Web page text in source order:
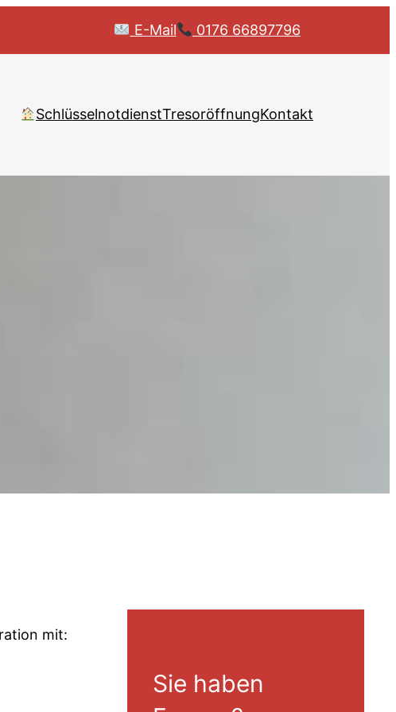
E-Mail 0176 66897796
SchlüsselnotdienstTresoröffnungKontakt
mit:
Sie haben